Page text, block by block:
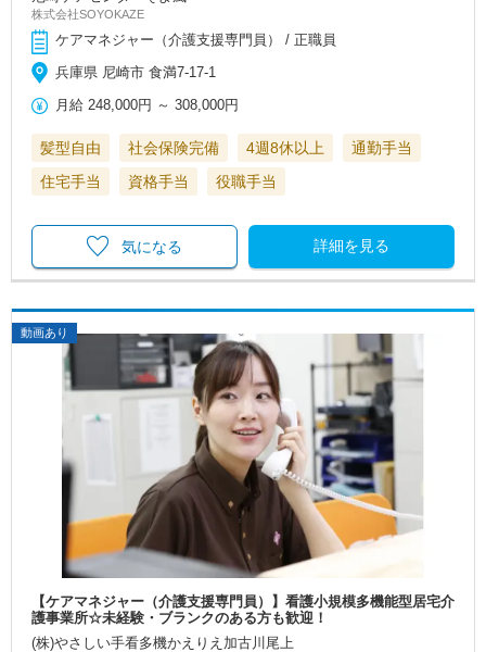
株式会社SOYOKAZE
ケアマネジャー（介護支援専門員） / 正職員
兵庫県 尼崎市 食満7-17-1
月給 248,000円 ～308,000円
髪型自由 社会保険完備 4週8休以上
通勤手当
住宅手当
資格手当 役職手当
詳細を見る
気になる
動画あり
【ケアマネジャー（介護支援専門員）】看護小規模多機能型居宅介
護事業所☆未経験・ブランクのある方も歓迎！
(株)やさしい手看多機かえりえ加古川尾上